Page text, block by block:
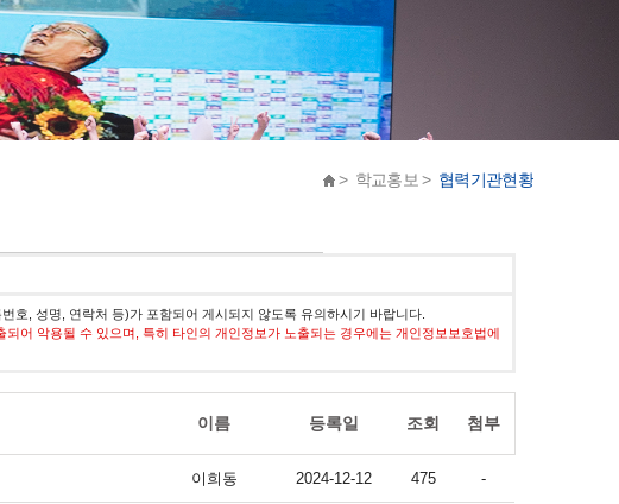
> 학교홍보 > 협력기관현황
호, 성명, 연락처 등)가 포함되어 게시되지 않도록 유의하시기 바랍니다.
어 악용될 수 있으며, 특히 타인의 개인정보가 노출되는 경우에는 개인정보보호법에
이름 등록일 조회 첨부
이희동 2024-12-12 475 -